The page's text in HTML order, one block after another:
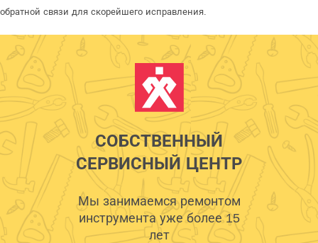
обратной связи для скорейшего исправления.
СОБСТВЕННЫЙ
СЕРВИСНЫЙ ЦЕНТР
Мы занимаемся ремонтом
инструмента уже более 15
лет